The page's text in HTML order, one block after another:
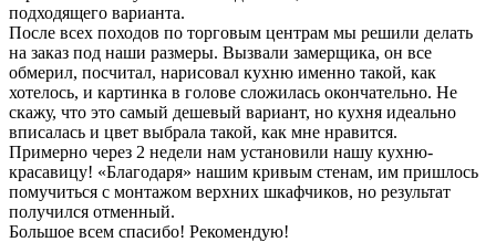
подходящего варианта.
После всех походов по торговым центрам мы решили делать
на заказ под наши размеры. Вызвали замерщика, он все
обмерил, посчитал, нарисовал кухню именно такой, как
хотелось, и картинка в голове сложилась окончательно. Не
скажу, что это самый дешевый вариант, но кухня идеально
вписалась и цвет выбрала такой, как мне нравится.
Примерно через 2 недели нам установили нашу кухню-
красавицу! «Благодаря» нашим кривым стенам, им пришлось
помучиться с монтажом верхних шкафчиков, но результат
получился отменный.
Большое всем спасибо! Рекомендую!